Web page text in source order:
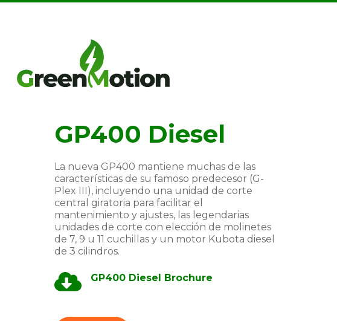
Skip
GP400 Diesel
La nueva GP400 mantiene muchas de las
características de su famoso predecesor (G-
Plex III), incluyendo una unidad de corte
central giratoria para facilitar el
mantenimiento y ajustes, las legendarias
unidades de corte con elección de molinetes
de 7, 9 u 11 cuchillas y un motor Kubota diesel
de 3 cilindros.
GP400 Diesel Brochure